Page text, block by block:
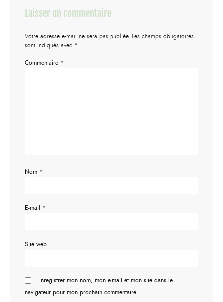
Laisser un commentaire
Votre adresse e-mail ne sera pas publiée. Les champs obligatoires
sont indiqués avec *
Commentaire *
Nom *
E-mail *
Site web
Enregistrer mon nom, mon e-mail et mon site dans le
navigateur pour mon prochain commentaire.